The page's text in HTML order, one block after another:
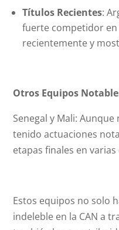
Títulos Recientes:
fuerte competidor en
recientemente y
Otros Equipos
Senegal y Mali:
tenido actuaciones
etapas finales en varias
Estos equipos no solo
indeleble en la CAN a